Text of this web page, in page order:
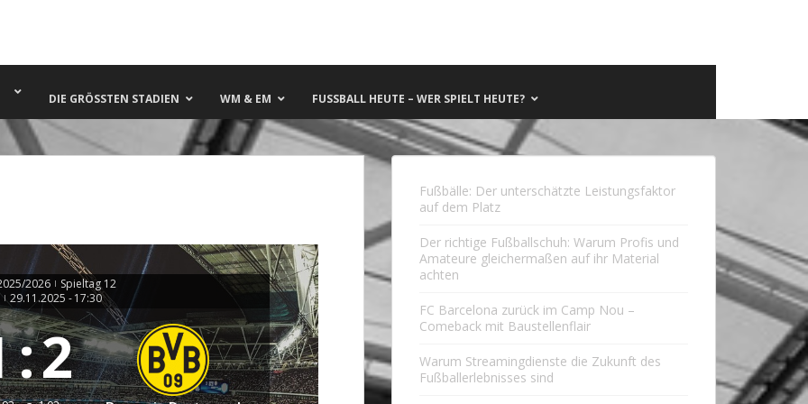
DIE GRÖSSTEN STADIEN WM & EM FUSSBALL HEUTE – WER SPIELT HEUTE?
2026 | Spieltag 12
| 29.11.2025 - 17:30
:2
Fußbälle: Der unterschätzte Leistungsfaktor
auf dem Platz
Der richtige Fußballschuh: Warum Profis und
Amateure gleichermaßen auf ihr Material
achten
FC Barcelona zurück im Camp Nou –
Comeback mit Baustellenflair
Warum Streamingdienste die Zukunft des
Fußballerlebnisses sind